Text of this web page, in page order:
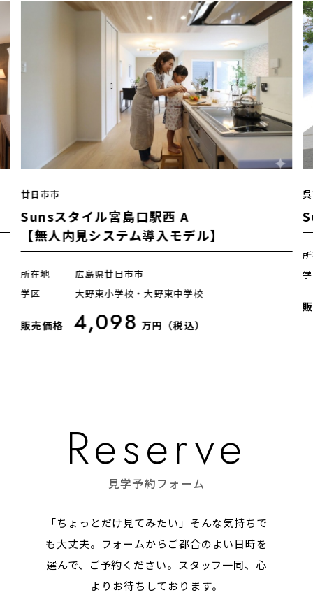
廿日市市
Sunsスタイル宮島口駅西 A
【無人内見システム導入モデル】
所在地
広島県廿日市市
学区
大野東小学校・大野東中学校
販売価格 4,098 万円（税込）
見学予約フォーム
「ちょっとだけ見てみたい」そんな気持ちで
も大丈夫。 フォームからご都合のよい日時を
選んで、ご予約ください。スタッフ一同、心
よりお待ちしております。